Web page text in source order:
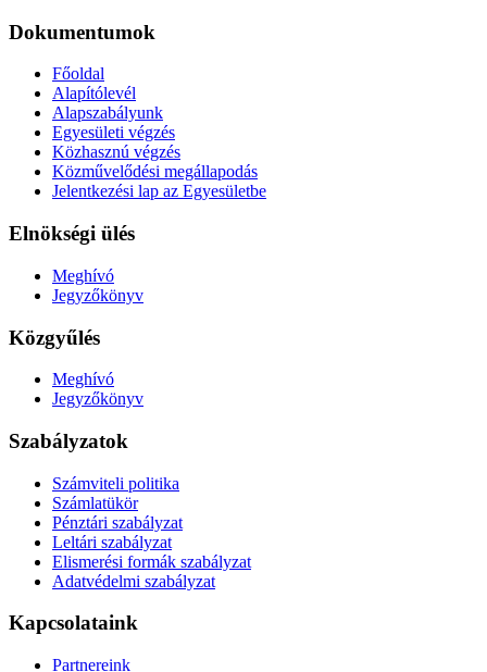
Dokumentumok
Főoldal
Alapítólevél
Alapszabályunk
Egyesületi végzés
Közhasznú végzés
Közművelődési megállapodás
Jelentkezési lap az Egyesületbe
Elnökségi ülés
Meghívó
Jegyzőkönyv
Közgyűlés
Meghívó
Jegyzőkönyv
Szabályzatok
Számviteli politika
Számlatükör
Pénztári szabályzat
Leltári szabályzat
Elismerési formák szabályzat
Adatvédelmi szabályzat
Kapcsolataink
Partnereink